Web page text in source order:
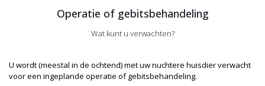
Operatie of gebitsbehandeling
Wat kunt u verwachten?
U wordt (meestal in de ochtend) met uw nuchtere huisdier verwacht
voor een ingeplande operatie of gebitsbehandeling.